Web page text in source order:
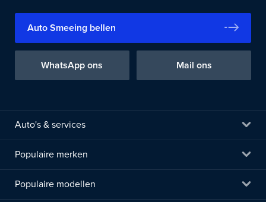
Auto Smeeing bellen
WhatsApp ons Mail ons
Auto's & services
Populaire merken
Populaire modellen